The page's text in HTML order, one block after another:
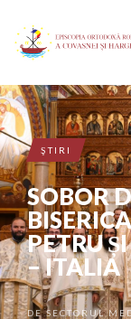
ŞTIRI
SOBOR
PETRU
– ITALIA
DESECTORUL